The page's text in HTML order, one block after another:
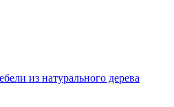
из натурального дерева